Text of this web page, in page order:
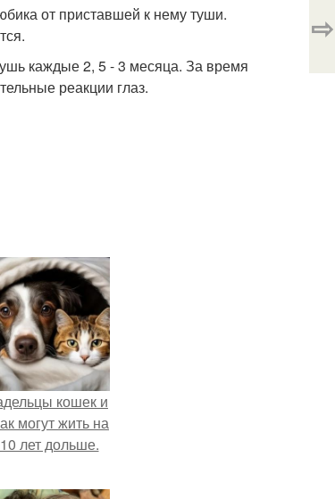
от приставшей к нему туши.
каждые 2, 5 - 3 месяца. За время
реакции глаз.
⇨
кошек и
могут жить на
лет дольше.